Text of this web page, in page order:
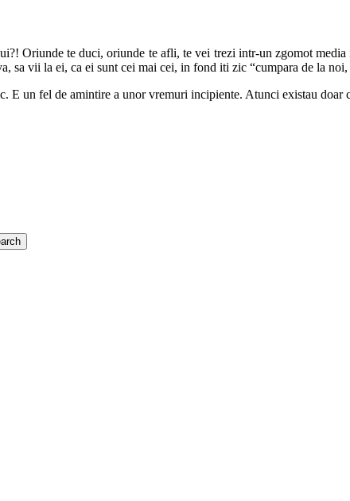
Oriunde te duci, oriunde te afli, te vei trezi intr-un zgomot
sa vii la ei, ca ei sunt cei mai cei, in fond iti zic “cumpara de la
E un fel de amintire a unor vremuri incipiente. Atunci existau doar